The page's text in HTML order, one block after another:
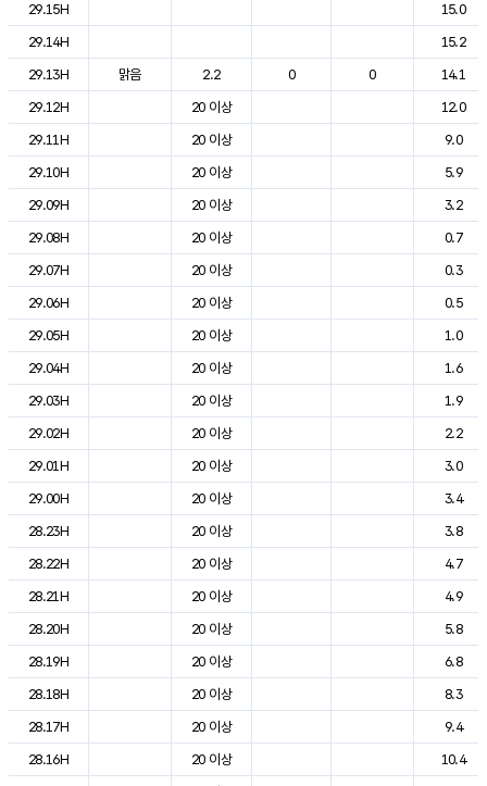
29.15H
15.0
29.14H
15.2
29.13H
맑음 2.2 0 0
14.1
29.12H
20 이상
12.0
29.11H
20 이상
9.0
29.10H
20 이상
5.9
29.09H
20 이상
3.2
29.08H
20 이상
0.7
29.07H
20 이상
0.3
29.06H
20 이상
0.5
29.05H
20 이상
1.0
29.04H
20 이상
1.6
29.03H
20 이상
1.9
29.02H
20 이상
2.2
29.01H
20 이상
3.0
29.00H
20 이상
3.4
28.23H
20 이상
3.8
28.22H
20 이상
4.7
28.21H
20 이상
4.9
28.20H
20 이상
5.8
28.19H
20 이상
6.8
28.18H
20 이상
8.3
28.17H
20 이상
9.4
28.16H
20 이상
10.4